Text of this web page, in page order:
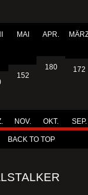
MAI APR.
152
NOV.
180
OKT.
172
SEP.
BACK TO TOP